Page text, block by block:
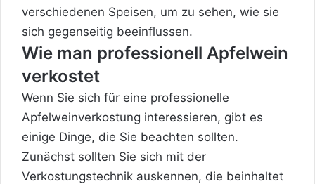
verschiedenen Speisen, um zu sehen, wie sie
sich gegenseitig beeinflussen.
Wie man professionell Apfelwein
verkostet
Wenn Sie sich für eine professionelle
Apfelweinverkostung interessieren, gibt es
einige Dinge, die Sie beachten sollten.
Zunächst sollten Sie sich mit der
Verkostungstechnik auskennen, die beinhaltet